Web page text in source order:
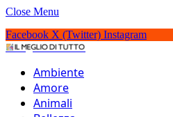
Close Menu
Facebook X (Twitter) Instagram
IlMeglioDiTutto.it
Ambiente
Amore
Animali